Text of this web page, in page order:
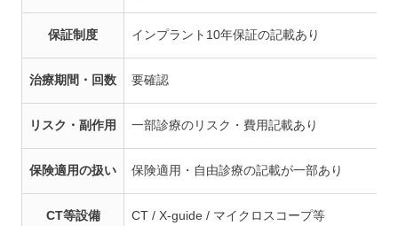
保証制度 インプラント10年保証の記載あり
治療期間・回数 要確認
リスク・副作用 一部診療のリスク・費用記載あり
保険適用の扱い 保険適用・自由診療の記載が一部あり
CT等設備 CT / X-guide / マイクロスコープ等